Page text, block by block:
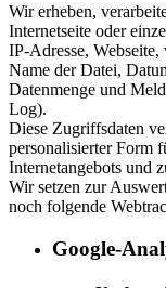
Wir erheben,
Internetseite oder
IP-Adresse,
Name der Datei,
Datenmenge und
Log).
Diese Zugriffsdaten
personalisierter Form
Internetangebots und
Wir setzen zur
noch folgende
Google-